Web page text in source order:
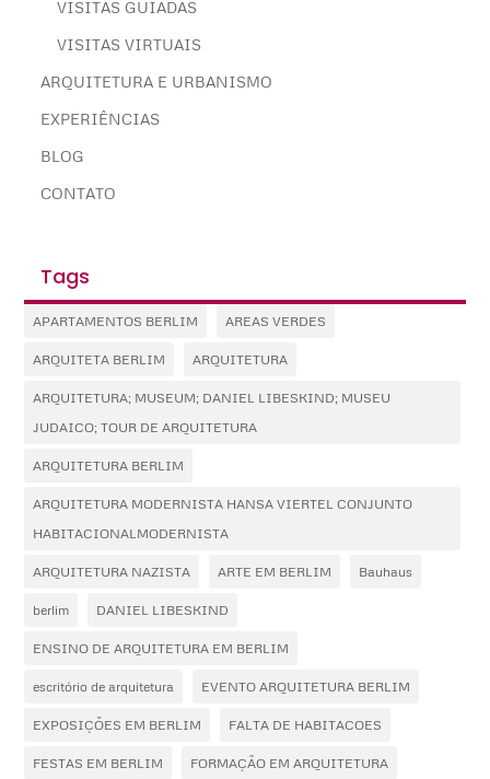
VISITAS GUIADAS
VISITAS VIRTUAIS
ARQUITETURA E URBANISMO
EXPERIÊNCIAS
BLOG
CONTATO
Tags
APARTAMENTOS BERLIM AREAS VERDES
ARQUITETA BERLIM ARQUITETURA
ARQUITETURA; MUSEUM; DANIEL LIBESKIND; MUSEU
JUDAICO; TOUR DE ARQUITETURA
ARQUITETURA BERLIM
ARQUITETURA MODERNISTA HANSA VIERTEL CONJUNTO
HABITACIONALMODERNISTA
ARQUITETURA NAZISTA ARTE EM BERLIM Bauhaus
berlim DANIEL LIBESKIND
ENSINO DE ARQUITETURA EM BERLIM
escritório de arquitetura EVENTO ARQUITETURA BERLIM
EXPOSIÇÕES EM BERLIM FALTA DE HABITACOES
FESTAS EM BERLIM FORMAÇÃO EM ARQUITETURA